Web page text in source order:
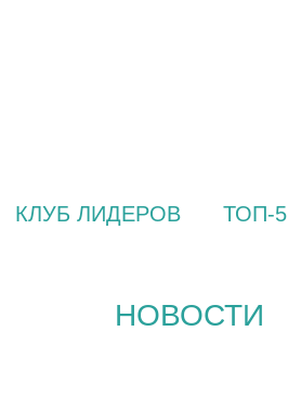
КЛУБ ЛИДЕРОВ ТОП-5
НОВОСТИ